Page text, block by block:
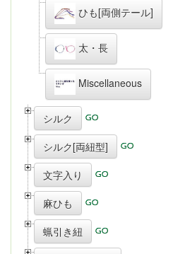
ひも[両側テール]
太・長
Miscellaneous
シルク
シルク[両紐型]
文字入り
麻ひも
蝋引き紐